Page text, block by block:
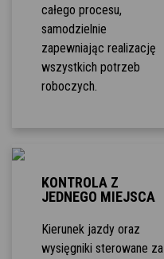
całego procesu,
samodzielnie
zapewniając realizację
wszystkich potrzeb
roboczych.
KONTROLA Z
JEDNEGO MIEJSCA
Kierunek jazdy oraz
wysięgniki sterowane za